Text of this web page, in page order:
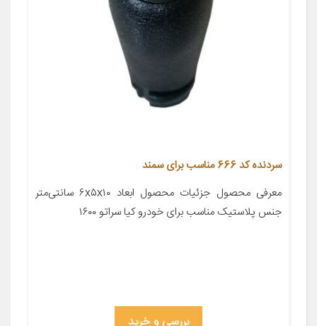
سردنده کد 666 مناسب برای سمند
معرفی محصول جزئیات محصول ابعاد ۶x۵x۱۰ سانتی‌متر
جنس پلاستیک مناسب برای خودرو کیا سراتو ۱۶۰۰
بررسی و خرید